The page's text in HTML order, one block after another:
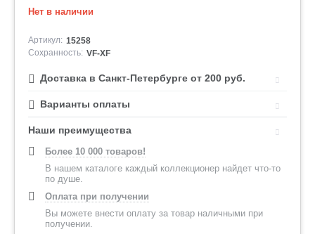
Нет в наличии
Артикул: 15258
Сохранность: VF-XF
Доставка в Санкт-Петербурге от 200 руб.
Варианты оплаты
Наши преимущества
Более 10 000 товаров!
В нашем каталоге каждый коллекционер найдет что-то
по душе.
Оплата при получении
Вы можете внести оплату за товар наличными при
получении.